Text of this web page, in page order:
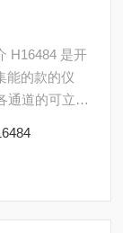
能的款的仪
通道的可立控